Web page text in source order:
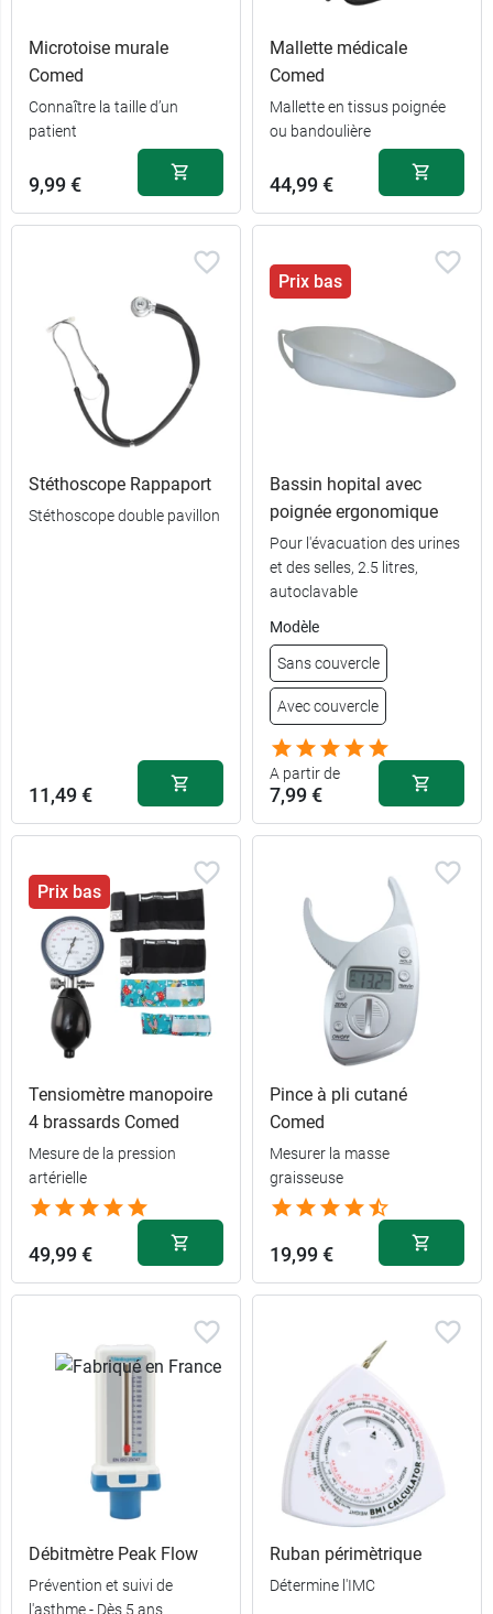
Microtoise murale
Comed
Connaître la taille d’un
patient
9,99 €
Mallette médicale
Comed
Mallette en tissus poignée
ou bandoulière
44,99 €
Stéthoscope Rappaport
Stéthoscope double pavillon
11,49 €
Prix bas
Bassin hopital avec
poignée ergonomique
Pour l'évacuation des urines
et des selles, 2.5 litres,
autoclavable
Modèle
Sans couvercle
Avec couvercle
A partir de
7,99 €
Sans
couvercle
7,99 €
9,99 €
Prix bas
Tensiomètre manopoire
4 brassards Comed
Mesure de la pression
artérielle
49,99 €
Pince à pli cutané
Comed
Mesurer la masse
graisseuse
19,99 €
Débitmètre Peak Flow
Prévention et suivi de
l'asthme - Dès 5 ans
Ruban périmètrique
Détermine l'IMC